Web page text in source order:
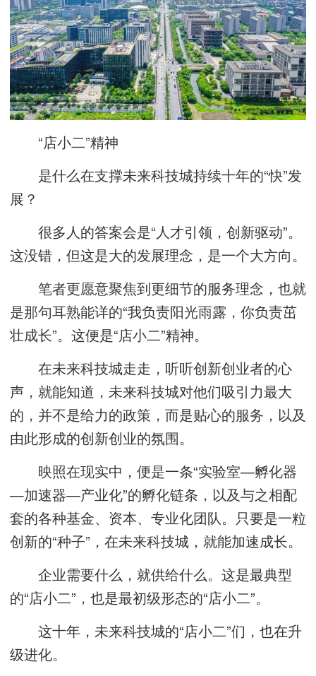
“店小二”精神
是什么在支撑未来科技城持续十年的“快”发
展？
很多人的答案会是“人才引领，创新驱动”。
这没错，但这是大的发展理念，是一个大方向。
笔者更愿意聚焦到更细节的服务理念，也就
是那句耳熟能详的“我负责阳光雨露，你负责茁
壮成长”。这便是“店小二”精神。
在未来科技城走走，听听创新创业者的心
声，就能知道，未来科技城对他们吸引力最大
的，并不是给力的政策，而是贴心的服务，以及
由此形成的创新创业的氛围。
映照在现实中，便是一条“实验室—孵化器
—加速器—产业化”的孵化链条，以及与之相配
套的各种基金、资本、专业化团队。只要是一粒
创新的“种子”，在未来科技城，就能加速成长。
企业需要什么，就供给什么。这是最典型
的“店小二”，也是最初级形态的“店小二”。
这十年，未来科技城的“店小二”们，也在升
级进化。